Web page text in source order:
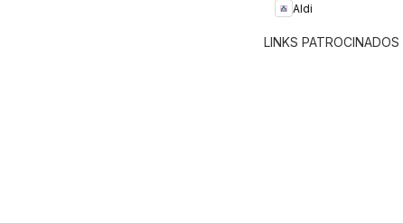
Aldi
LINKS PATROCINADOS